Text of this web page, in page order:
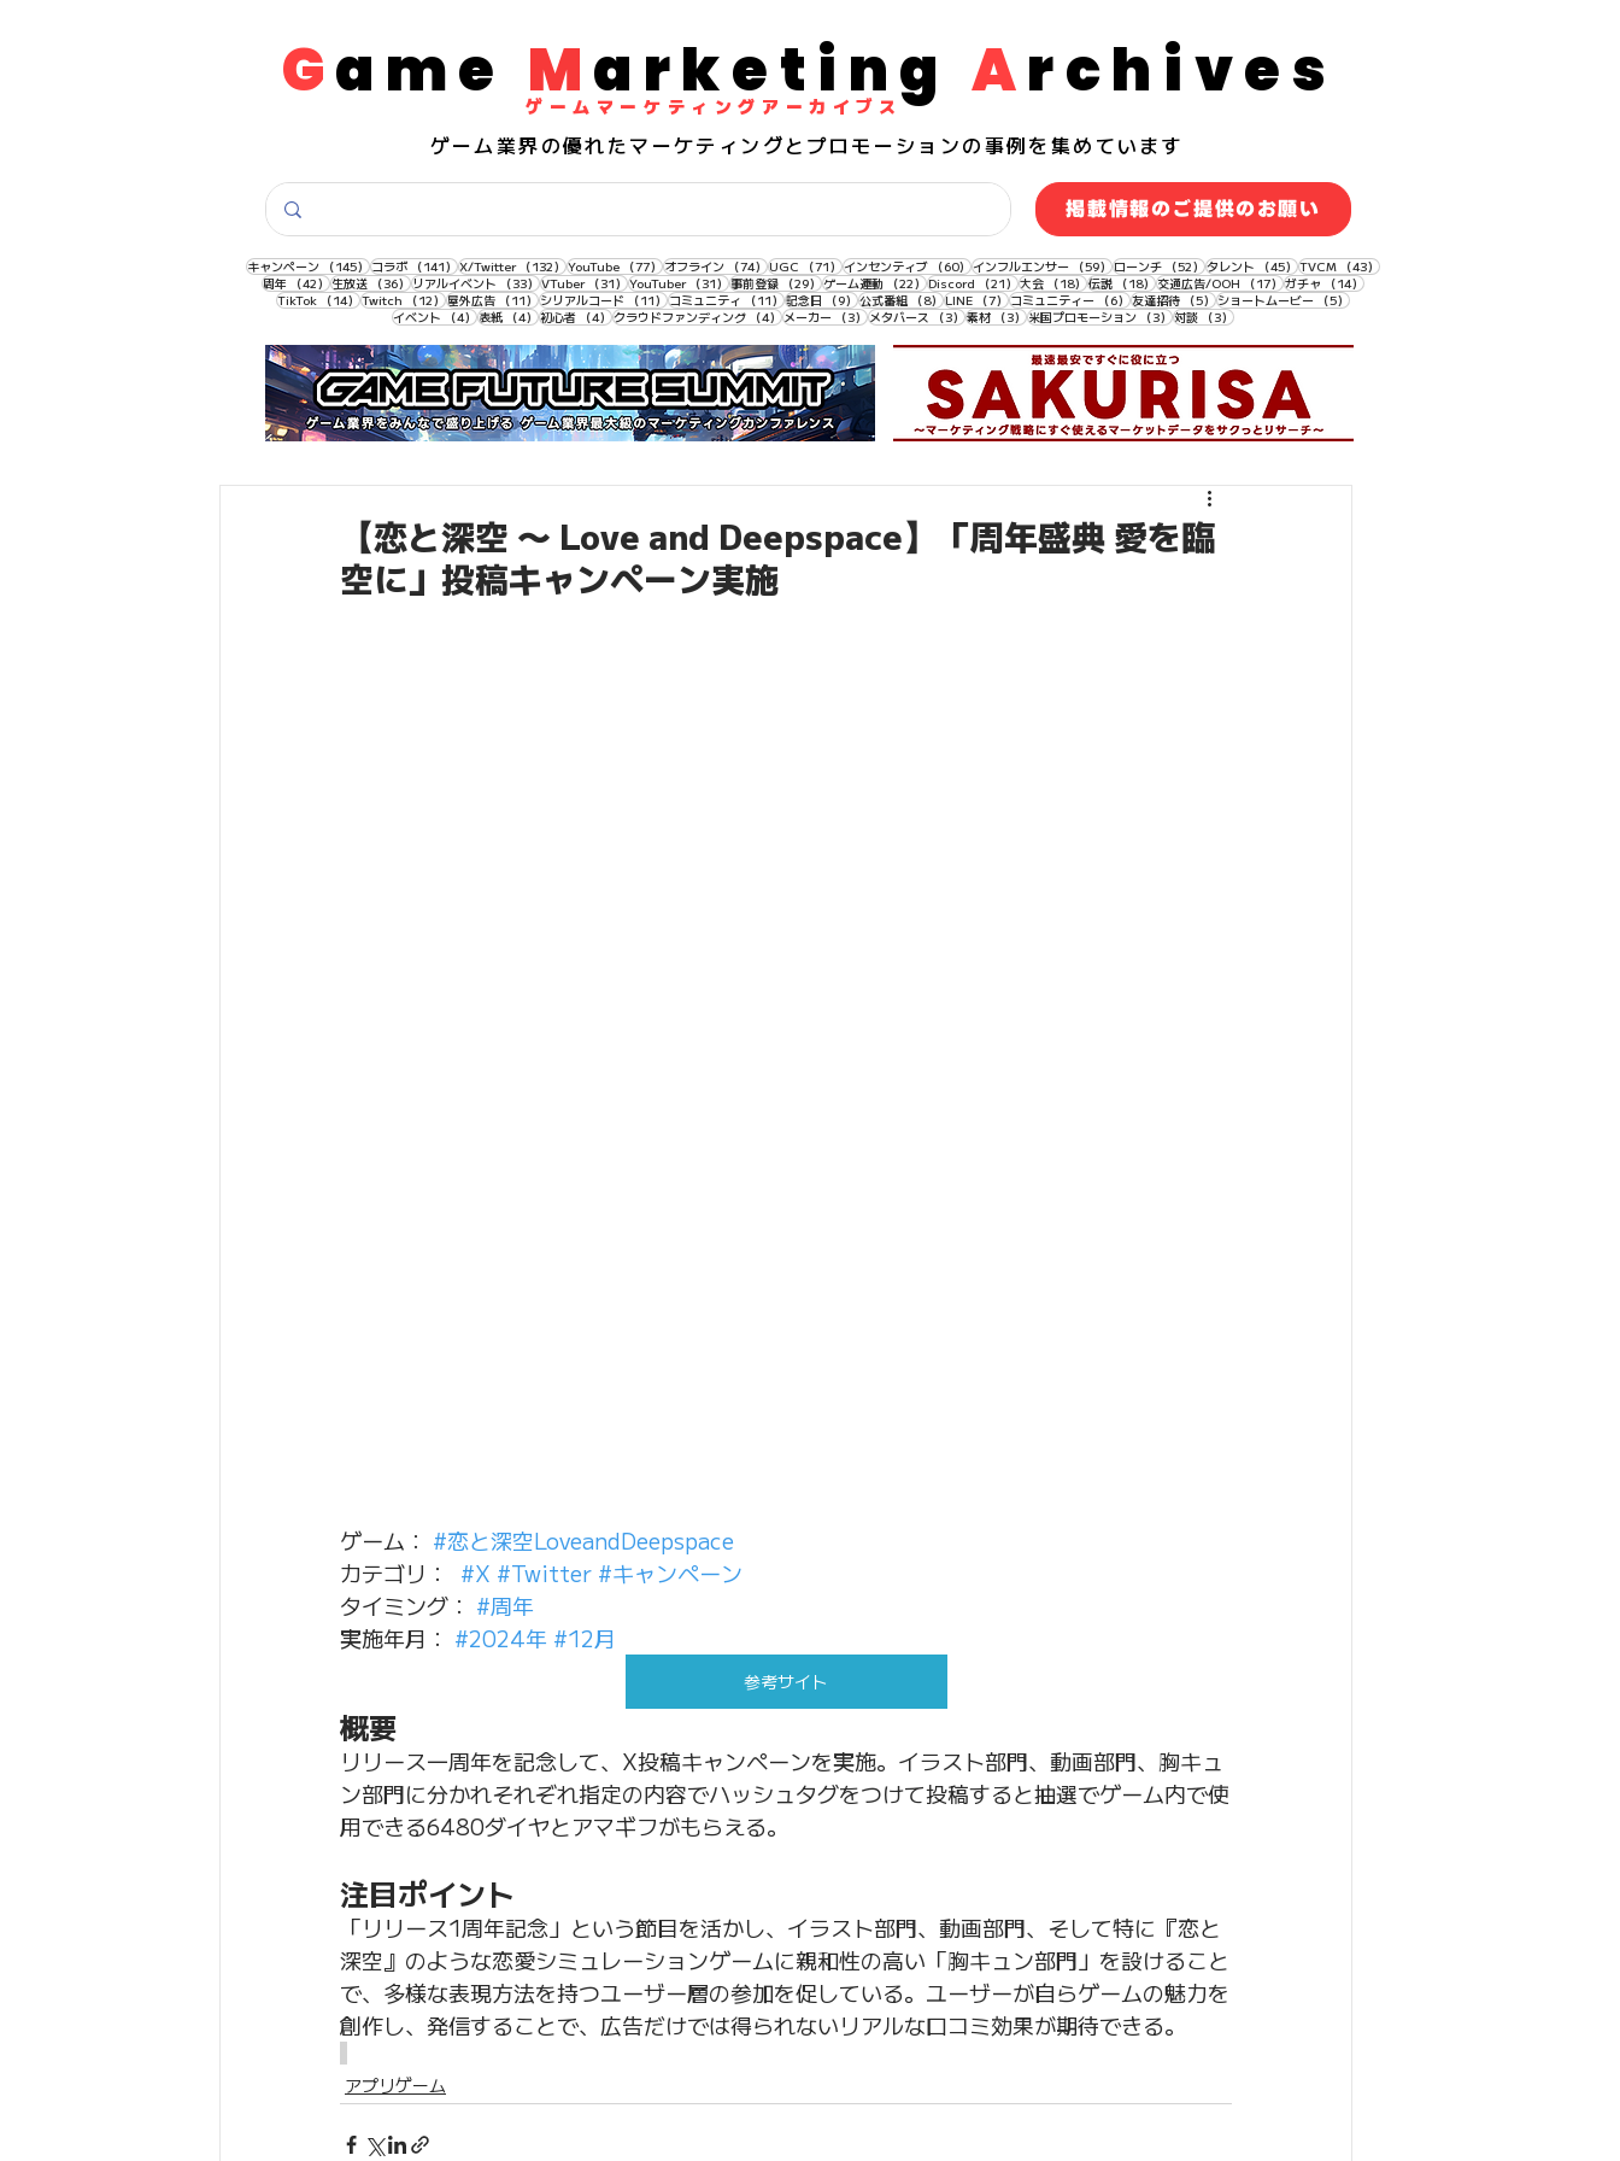
Game Marketing Archives
​ゲームマーケティングアーカイブス
​ゲーム業界の優れたマーケティングとプロモーションの事例を集めています
掲載情報のご提供のお願い
キャンペーン （145）145件の記事
コラボ （141）141件の記事
X/Twitter （132）132件の記事
YouTube （77）77件の記事
オフライン （74）74件の記事
UGC （71）71件の記事
インセンティブ （60）60件の記事
インフルエンサー （59）59件の記事
ローンチ （52）52件の記事
タレント （45）45件の記事
TVCM （43）43件の記事
周年
（42）42件の記事
生放送 （36）36件の記事
リアルイベント （33）33件の記事
VTuber （31）31件の記事
YouTuber （31）31件の記事
事前登録 （29）29件の記事
ゲーム連動 （22）22件の記事
Discord （21）21件の記事
大会 （18）18件の記事
伝説 （18）18件の記事
交通広告/OOH （17）17件の記事
ガチャ （14）14件の記事
TikTok （14）14件の記事
Twitch （12）12件の記事
屋外広告 （11）11件の記事
シリアルコード （11）11件の記事
コミュニティ （11）11件の記事
記念日 （9）9件の記事
公式番組 （8）8件の記事
LINE （7）7件の記事
コミュニティー （6）6件の記事
友達招待 （5）5件の記事
ショートムービー （5）5件の記事
イベント
（4）4件の記事
表紙 （4）4件の記事
初心者 （4）4件の記事
クラウドファンディング （4）4件の記事
メーカー （3）3件の記事
メタバース （3）3件の記事
素材 （3）3件の記事
米国プロモーション （3）3件の記事
対談 （3）3件の記事
【恋と深空 〜 Love and Deepspace】「周年盛典 愛を臨
空に」投稿キャンぺーン実施
ゲーム： #恋と深空LoveandDeepspace
カテゴリ： #X #Twitter #キャンペーン
タイミング： #周年
実施年月： #2024年 #12月
参考サイト
概要
リリース一周年を記念して、X投稿キャンペーンを実施。イラスト部門、動画部門、胸キュ
ン部門に分かれそれぞれ指定の内容でハッシュタグをつけて投稿すると抽選でゲーム内で使
用できる6480ダイヤとアマギフがもらえる。
注目ポイント
「リリース1周年記念」という節目を活かし、イラスト部門、動画部門、そして特に『恋と
深空』のような恋愛シミュレーションゲームに親和性の高い「胸キュン部門」を設けること
で、多様な表現方法を持つユーザー層の参加を促している。ユーザーが自らゲームの魅力を
創作し、発信することで、広告だけでは得られないリアルな口コミ効果が期待できる。
アプリゲーム